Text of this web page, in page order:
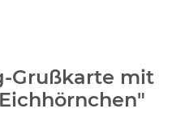
Grußkarte mit